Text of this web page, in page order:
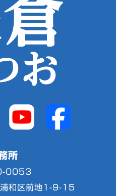
所
0053
浦和区前地1-9-15